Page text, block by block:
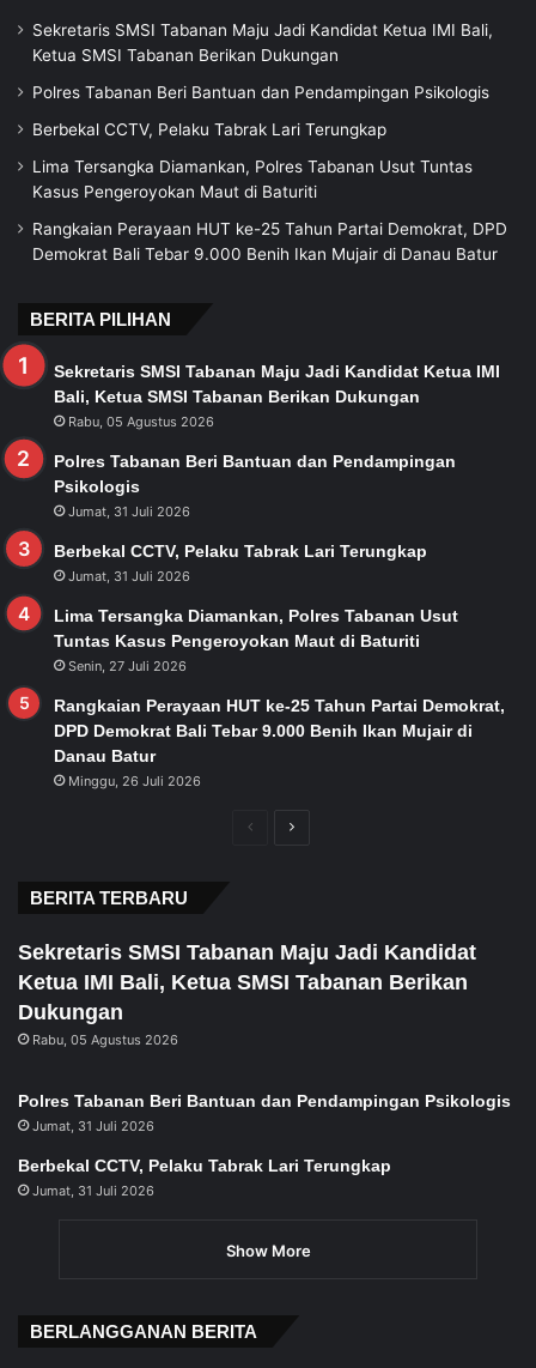
Sekretaris SMSI Tabanan Maju Jadi Kandidat Ketua IMI Bali,
Ketua SMSI Tabanan Berikan Dukungan
Polres Tabanan Beri Bantuan dan Pendampingan Psikologis
Berbekal CCTV, Pelaku Tabrak Lari Terungkap
Lima Tersangka Diamankan, Polres Tabanan Usut Tuntas
Kasus Pengeroyokan Maut di Baturiti
Rangkaian Perayaan HUT ke-25 Tahun Partai Demokrat, DPD
Demokrat Bali Tebar 9.000 Benih Ikan Mujair di Danau Batur
BERITA PILIHAN
Sekretaris SMSI Tabanan Maju Jadi Kandidat Ketua IMI
Bali, Ketua SMSI Tabanan Berikan Dukungan
Rabu, 05 Agustus 2026
Polres Tabanan Beri Bantuan dan Pendampingan
Psikologis
Jumat, 31 Juli 2026
Berbekal CCTV, Pelaku Tabrak Lari Terungkap
Jumat, 31 Juli 2026
Lima Tersangka Diamankan, Polres Tabanan Usut
Tuntas Kasus Pengeroyokan Maut di Baturiti
Senin, 27 Juli 2026
Rangkaian Perayaan HUT ke-25 Tahun Partai Demokrat,
DPD Demokrat Bali Tebar 9.000 Benih Ikan Mujair di
Danau Batur
Minggu, 26 Juli 2026
PreviousNext
BERITA TERBARU
Sekretaris SMSI Tabanan Maju Jadi Kandidat
Ketua IMI Bali, Ketua SMSI Tabanan Berikan
Dukungan
Rabu, 05 Agustus 2026
Polres Tabanan Beri Bantuan dan Pendampingan Psikologis
Jumat, 31 Juli 2026
Berbekal CCTV, Pelaku Tabrak Lari Terungkap
Jumat, 31 Juli 2026
Show More
BERLANGGANAN BERITA